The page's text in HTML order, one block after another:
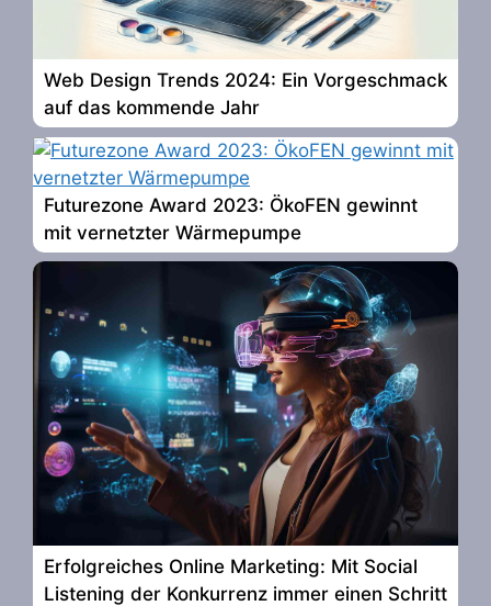
Web Design Trends 2024: Ein Vorgeschmack
auf das kommende Jahr
Futurezone Award 2023: ÖkoFEN gewinnt
mit vernetzter Wärmepumpe
Erfolgreiches Online Marketing: Mit Social
Listening der Konkurrenz immer einen Schritt